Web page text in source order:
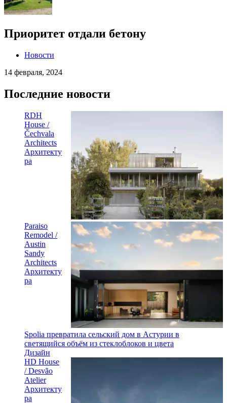
Приоритет отдали бетону
Новости
14 февраля, 2024
Последние новости
RDH
House /
Čechvala
Architects
Архитекту
ра
Paraiso
Remodel /
Austin
Sandy
Architects
Архитекту
ра
Spolia превратила сельский дом в Астурии в
светящийся объём из стеклоблоков и цвета
Дизайн
HD House
/ Desvão
Atelier
Архитекту
ра